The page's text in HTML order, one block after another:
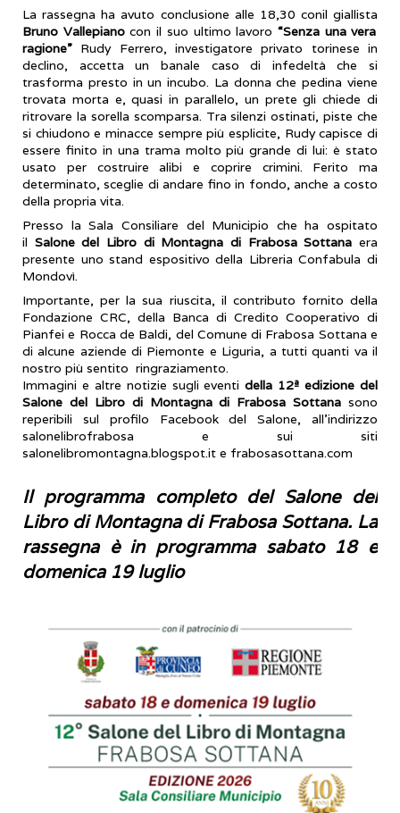
La rassegna ha avuto conclusione alle 18,30 conil giallista
Bruno Vallepianocon il suo ultimo lavoro “Senza una vera
ragione” Rudy Ferrero, investigatore privato torinese in
declino, accetta un banale caso di infedeltà che si
trasforma presto in un incubo. La donna che pedina viene
trovata morta e, quasi in parallelo, un prete gli chiede di
ritrovare la sorella scomparsa. Tra silenzi ostinati, piste che
si chiudono e minacce sempre più esplicite, Rudy capisce di
essere finito in una trama molto più grande di lui: è stato
usato per costruire alibi e coprire crimini. Ferito ma
determinato, sceglie di andare fino in fondo, anche a costo
della propria vita.
Presso la Sala Consiliare del Municipio che ha ospitato
il Salone del Libro di Montagna di Frabosa Sottana era
presente uno stand espositivo della Libreria Confabula di
Mondovì.
Importante, per la sua riuscita, il contributo fornito della
Fondazione CRC, della Banca di Credito Cooperativo di
Pianfei e Rocca de Baldi, del Comune di Frabosa Sottana e
di alcune aziende di Piemonte e Liguria, a tutti quanti va il
nostro più sentito ringraziamento.
Immagini e altre notizie sugli eventidella 12ª edizione del
Salone del Libro di Montagna di Frabosa Sottana sono
reperibili sul profilo Facebook del Salone, all’indirizzo
salonelibrofrabosa e sui siti
salonelibromontagna.blogspot.it e frabosasottana.com
Il programma completo del Salone del
Libro di Montagna di Frabosa Sottana. La
rassegna è in programma sabato 18 e
domenica 19 luglio